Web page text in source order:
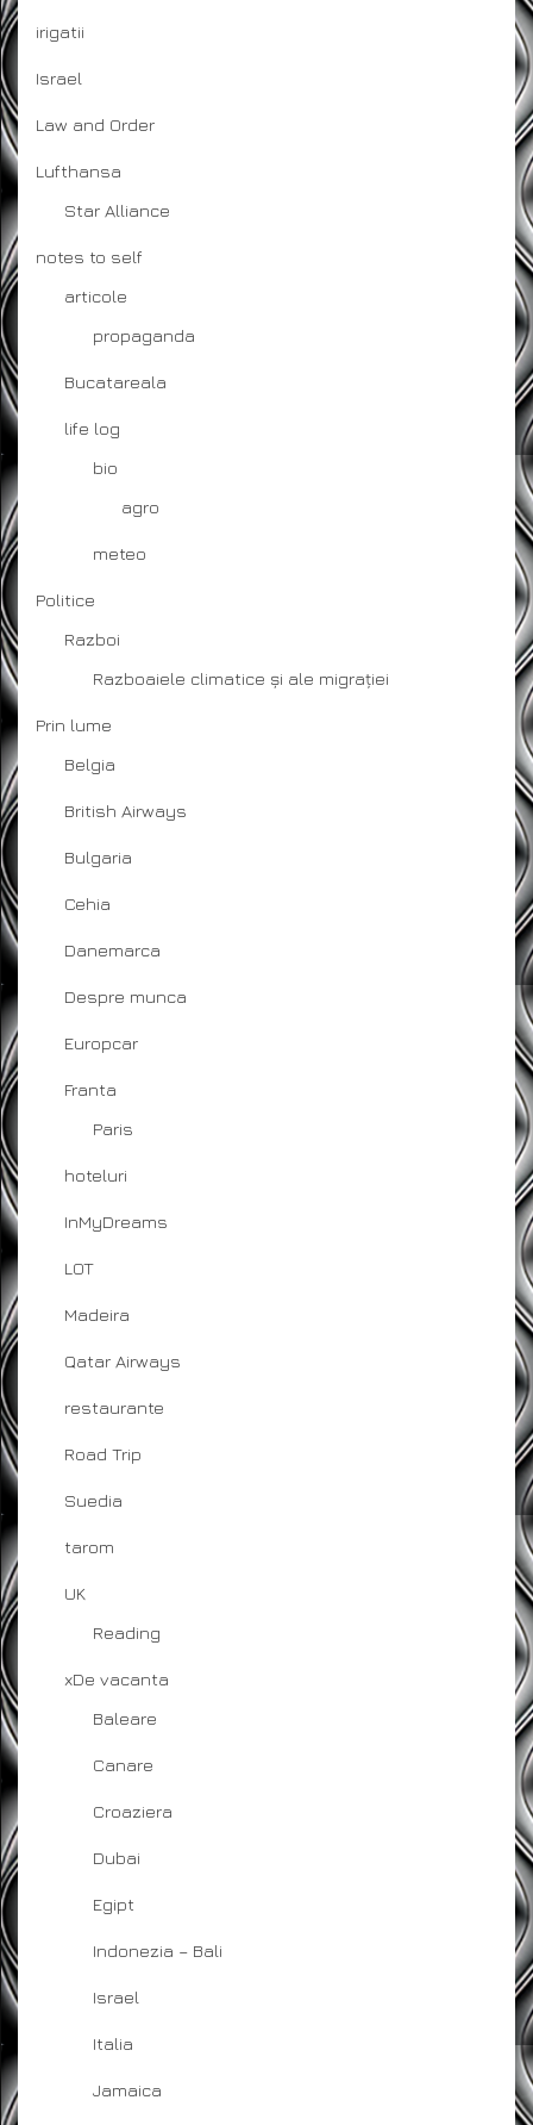
irigatii
Israel
Law and Order
Lufthansa
Star Alliance
notes to self
articole
propaganda
Bucatareala
life log
bio
agro
meteo
Politice
Razboi
Razboaiele climatice și ale migrației
Prin lume
Belgia
British Airways
Bulgaria
Cehia
Danemarca
Despre munca
Europcar
Franta
Paris
hoteluri
InMyDreams
LOT
Madeira
Qatar Airways
restaurante
Road Trip
Suedia
tarom
UK
Reading
xDe vacanta
Baleare
Canare
Croaziera
Dubai
Egipt
Indonezia – Bali
Israel
Italia
Jamaica